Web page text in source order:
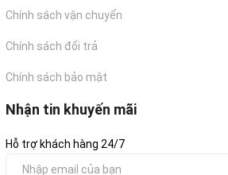
Chính sách vận chuyển
Chính sách đổi trả
Chính sách bảo mật
Nhận tin khuyến mãi
Hỗ trợ khách hàng 24/7